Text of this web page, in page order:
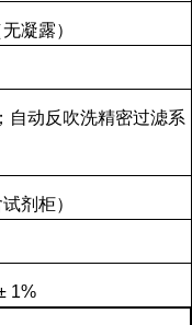
无凝露）
自动反吹洗精密过滤系
试剂柜）
1%